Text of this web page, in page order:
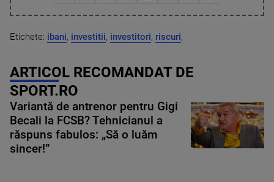
Etichete: ibani, investitii, investitori, riscuri,
ARTICOL RECOMANDAT DE
SPORT.RO
Variantă de antrenor pentru Gigi
Becali la FCSB? Tehnicianul a
răspuns fabulos: „Să o luăm
sincer!”